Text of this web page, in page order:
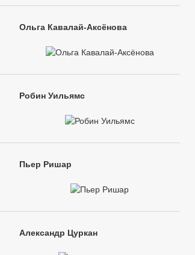
Ольга Кавалай-Аксёнова
Робин Уильямс
Пьер Ришар
Александр Цуркан